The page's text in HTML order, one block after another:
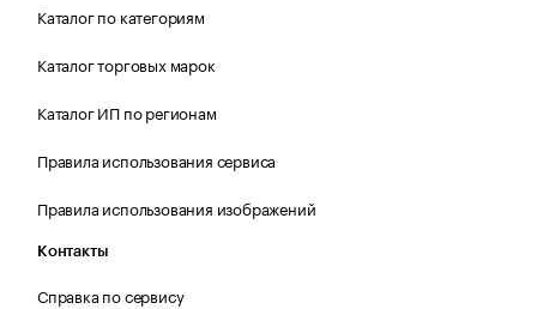
Каталог по категориям
Каталог торговых марок
Каталог ИП по регионам
Правила использования сервиса
Правила использования изображений
Контакты
Справка по сервису